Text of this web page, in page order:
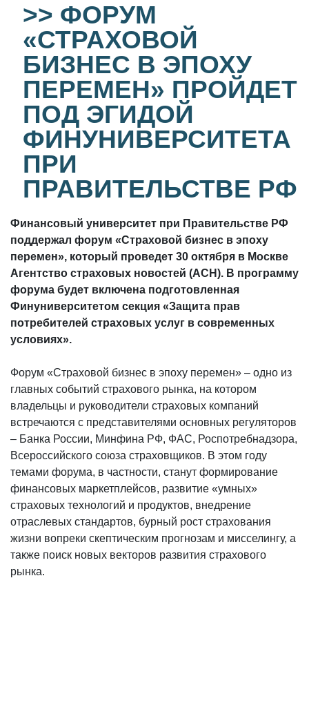
>> ФОРУМ
«СТРАХОВОЙ
БИЗНЕС В ЭПОХУ
ПЕРЕМЕН» ПРОЙДЕТ
ПОД ЭГИДОЙ
ФИНУНИВЕРСИТЕТА
ПРИ
ПРАВИТЕЛЬСТВЕ РФ
Финансовый университет при Правительстве РФ
поддержал форум «Страховой бизнес в эпоху
перемен», который проведет 30 октября в Москве
Агентство страховых новостей (АСН). В программу
форума будет включена подготовленная
Финуниверситетом секция «Защита прав
потребителей страховых услуг в современных
условиях».
Форум «Страховой бизнес в эпоху перемен» – одно из
главных событий страхового рынка, на котором
владельцы и руководители страховых компаний
встречаются с представителями основных регуляторов
– Банка России, Минфина РФ, ФАС, Роспотребнадзора,
Всероссийского союза страховщиков. В этом году
темами форума, в частности, станут формирование
финансовых маркетплейсов, развитие «умных»
страховых технологий и продуктов, внедрение
отраслевых стандартов, бурный рост страхования
жизни вопреки скептическим прогнозам и мисселингу, а
также поиск новых векторов развития страхового
рынка.